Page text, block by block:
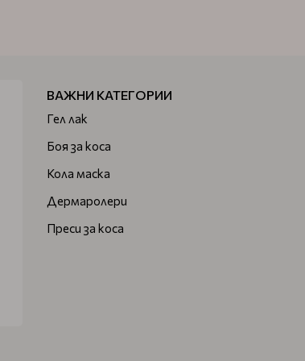
ВАЖНИ КАТЕГОРИИ
Гел лак
Боя за коса
Кола маска
Дермаролери
Преси за коса